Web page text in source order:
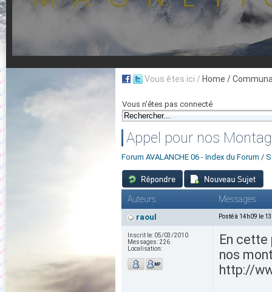
Vous êtes ici / Home /
Vous n'êtes pas connecté
Appel pour nos
Forum AVALANCHE 06 - Index du Forum /
Auteurs Messages
raoul Posté à 14h09 le
Inscrit le: 05/03/2010
Messages: 226
Localisation:
En
nos
http://